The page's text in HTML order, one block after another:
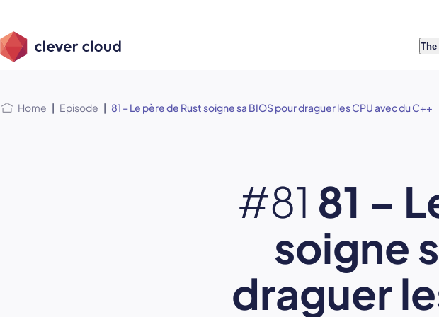
menu
Home | Episode | 81 – Le père de Rust soigne sa BIOS pour draguer les CPU avec du C++
#81 81 –
soigne
draguer